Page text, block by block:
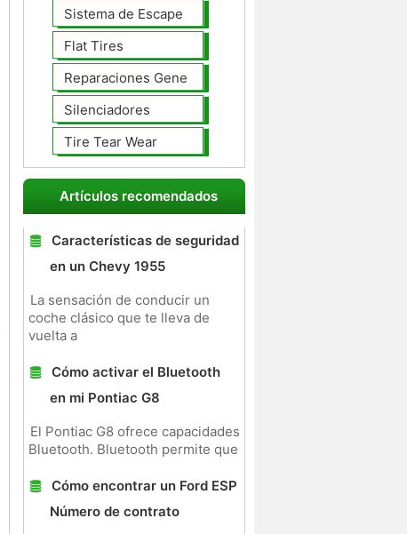
Sistema de Escape
Flat Tires
Reparaciones Generales
Silenciadores
Tire Tear Wear
Artículos recomendados
Características de seguridad
en un Chevy 1955
La sensación de conducir un
coche clásico que te lleva de
vuelta a
Cómo activar el Bluetooth
en mi Pontiac G8
El Pontiac G8 ofrece capacidades
Bluetooth. Bluetooth permite que
Cómo encontrar un Ford ESP
Número de contrato